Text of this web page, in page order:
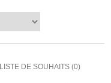
LISTE DE SOUHAITS (0)